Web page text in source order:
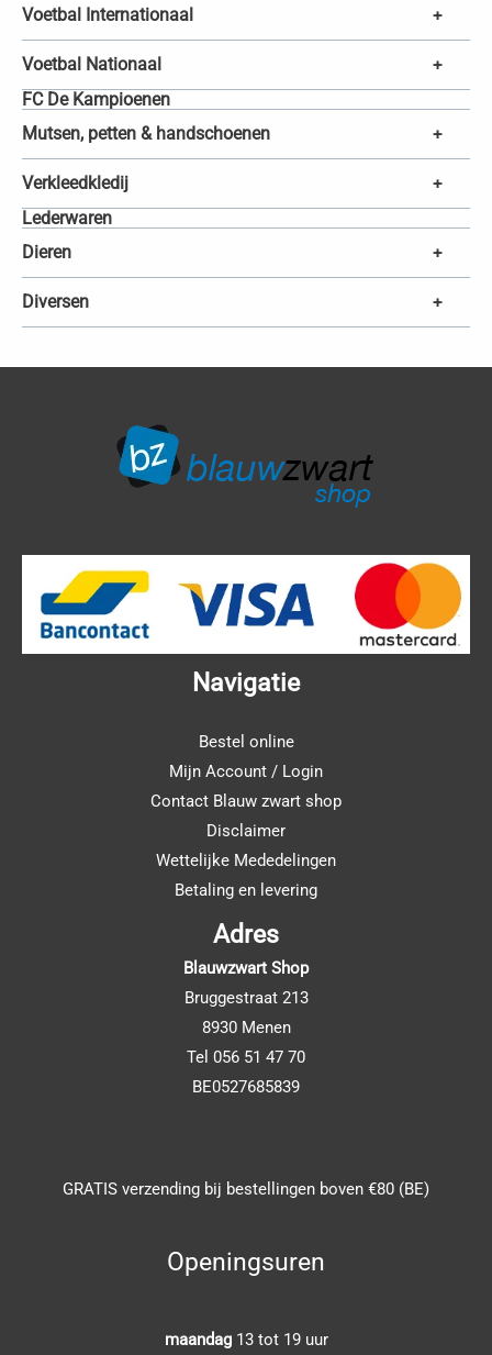
Voetbal Internationaal +
Voetbal Nationaal +
FC De Kampioenen
Mutsen, petten & handschoenen
+
Verkleedkledij +
Lederwaren
Dieren
+
Diversen +
Navigatie
Bestel online
Mijn Account / Login
Contact Blauw zwart shop
Disclaimer
Wettelijke Mededelingen
Betaling en levering
Adres
Blauwzwart Shop
Bruggestraat 213
8930 Menen
Tel 056 51 47 70
BE0527685839
GRATIS verzending bij bestellingen boven €80 (BE)
Openingsuren
maandag 13 tot 19 uur